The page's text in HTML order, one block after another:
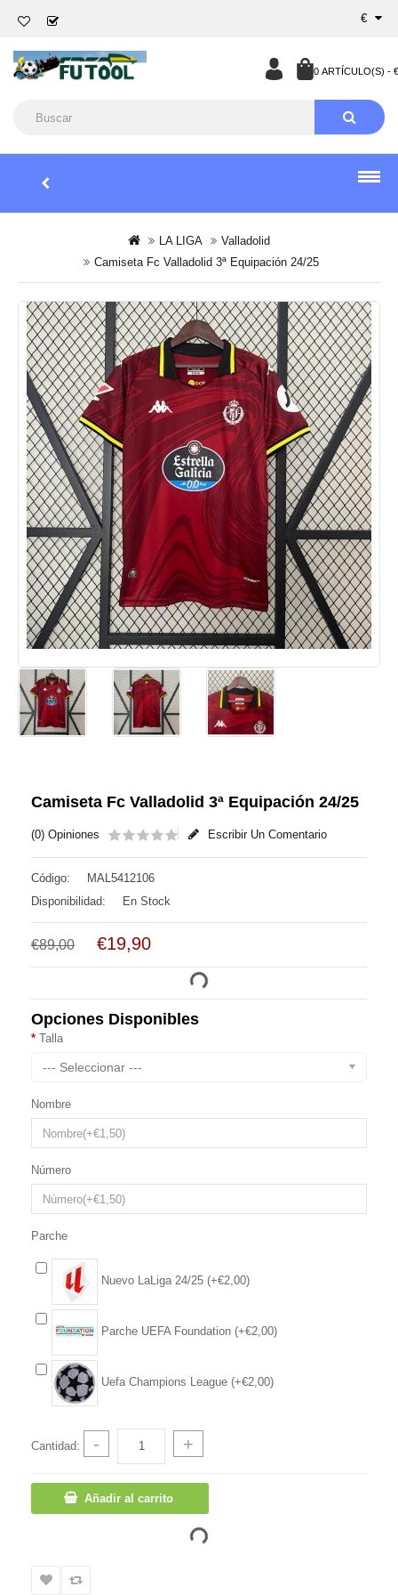
€
0 ARTÍCULO(S) -
LA LIGA
Valladolid
Camiseta Fc Valladolid 3ª Equipación 24/25
Camiseta Fc Valladolid 3ª Equipación 24/25
(0) Opiniones Escribir Un Comentario
Código:
MAL5412106
Disponibilidad:
En Stock
€89,00 €19,90
Opciones Disponibles
Talla
--- Seleccionar ---
Nombre
Número
Parche
Nuevo LaLiga 24/25 (+€2,00)
Parche UEFA Foundation (+€2,00)
Uefa Champions League (+€2,00)
Cantidad: - +
Añadir al carrito